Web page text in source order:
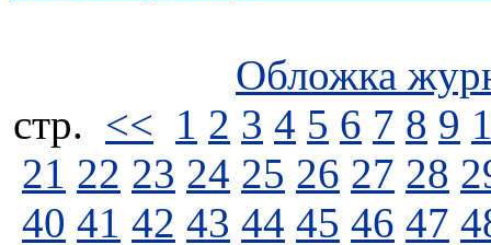
Обложка
стp. << 1 2 3 4 5 6 7 8 9
21 22 23 24 25 26 27 28
40 41 42 43 44 45 46 47